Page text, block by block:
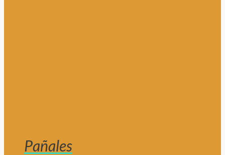
Pañales